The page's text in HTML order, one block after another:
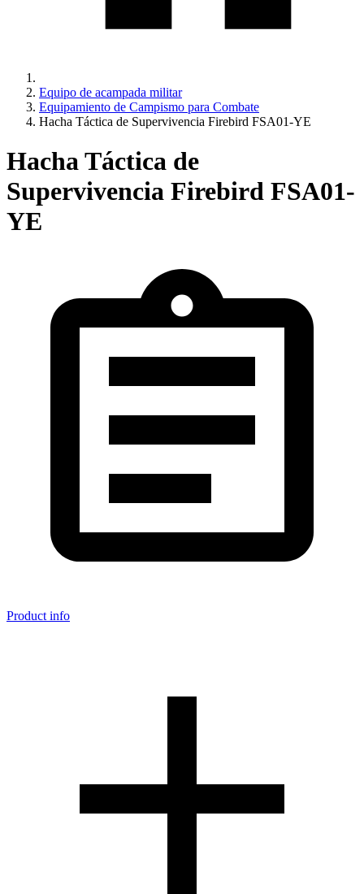
Equipo de acampada militar
Equipamiento de Campismo para Combate
Hacha Táctica de Supervivencia Firebird FSA01-YE
Hacha Táctica de
Supervivencia Firebird FSA01-
YE
Product info